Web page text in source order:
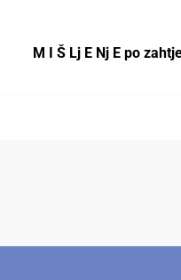
M I Š Lj E Nj E po